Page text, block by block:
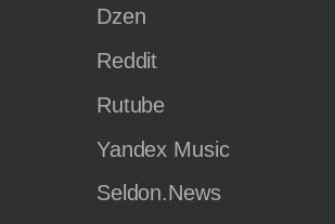
Dzen
Reddit
Rutube
Yandex Music
Seldon.News